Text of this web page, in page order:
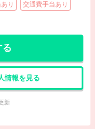
り 交通費手当あり
る
情報を見る
新